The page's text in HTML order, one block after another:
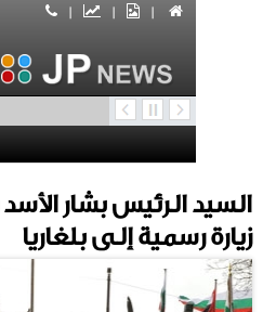
|
|
جهينة نيوز
الرئيس بشار الأسد
إلى بلغاريا